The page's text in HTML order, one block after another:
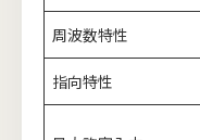
周波数特性
指向特性